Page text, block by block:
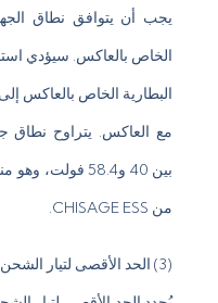
يجب أن يتوافق نطاق الجهد
الخاص بالعاكس. سيؤدي
البطارية الخاص بالعاكس إلى عدم
بين 40 و58.4 فولت،